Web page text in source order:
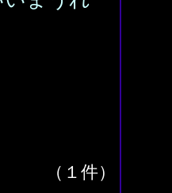
（１件）